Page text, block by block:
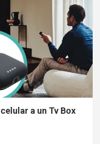
a un Tv Box